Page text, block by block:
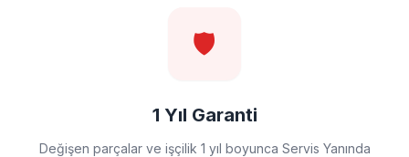
🛡️
1 Yıl Garanti
Değişen parçalar ve işçilik 1 yıl boyunca Servis Yanında